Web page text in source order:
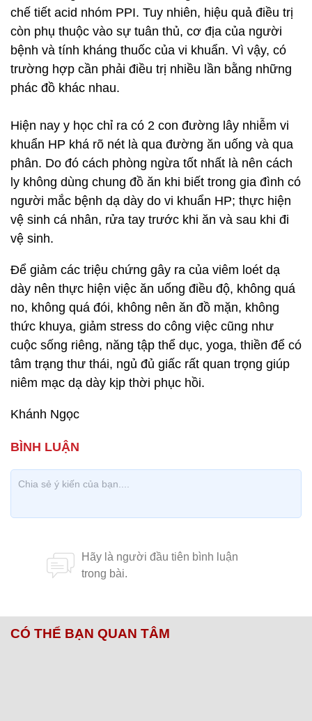
chế tiết acid nhóm PPI. Tuy nhiên, hiệu quả điều trị
còn phụ thuộc vào sự tuân thủ, cơ địa của người
bệnh và tính kháng thuốc của vi khuẩn. Vì vậy, có
trường hợp cần phải điều trị nhiều lần bằng những
phác đồ khác nhau.
Hiện nay y học chỉ ra có 2 con đường lây nhiễm vi
khuẩn HP khá rõ nét là qua đường ăn uống và qua
phân. Do đó cách phòng ngừa tốt nhất là nên cách
ly không dùng chung đồ ăn khi biết trong gia đình có
người mắc bệnh dạ dày do vi khuẩn HP; thực hiện
vệ sinh cá nhân, rửa tay trước khi ăn và sau khi đi
vệ sinh.
Để giảm các triệu chứng gây ra của viêm loét dạ
dày nên thực hiện việc ăn uống điều độ, không quá
no, không quá đói, không nên ăn đồ mặn, không
thức khuya, giảm stress do công việc cũng như
cuộc sống riêng, năng tập thể dục, yoga, thiền để có
tâm trạng thư thái, ngủ đủ giấc rất quan trọng giúp
niêm mạc dạ dày kịp thời phục hồi.
Khánh Ngọc
CÓ THỂ BẠN QUAN TÂM